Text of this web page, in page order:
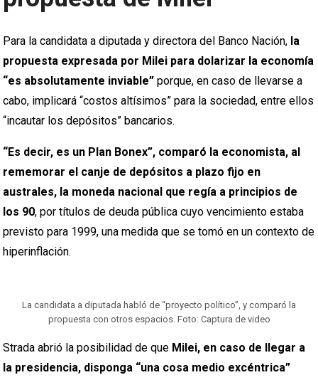
Para la candidata a diputada y directora del Banco Nación, la
propuesta expresada por Milei para dolarizar la economía
“es absolutamente inviable”porque, en caso de llevarse a
cabo, implicará “costos altísimos” para la sociedad, entre ellos
“incautar los depósitos” bancarios.
“Es decir, es un Plan Bonex”, comparó la economista, al
rememorar el canje de depósitos a plazo fijo en
australes, la moneda nacional que regía a principios de
los 90, por títulos de deuda pública cuyo vencimiento estaba
previsto para 1999, una medida que se tomó en un contexto de
hiperinflación.
La candidata a diputada habló de “proyecto político”, y comparó la
propuesta con otros espacios. Foto: Captura de video
Strada abrió la posibilidad de que Milei, en caso de llegar a
la presidencia, disponga “una cosa medio excéntrica”